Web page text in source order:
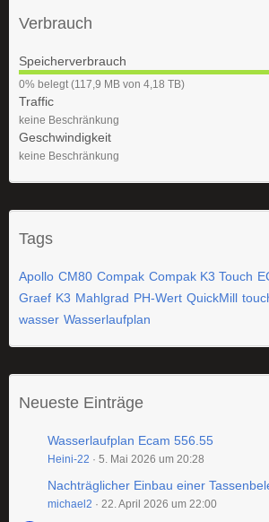
Verbrauch
Speicherverbrauch
0
%
0% belegt (117,9 MB von 4,18 TB)
Traffic
keine Beschränkung
Geschwindigkeit
keine Beschränkung
Tags
Apollo CM80 Compak Compak K3 Touch
Graef K3 Mahlgrad PH-Wert QuickMill
wasser Wasserlaufplan
Neueste Einträge
Wasserlaufplan Ecam 556.55
Heini-22 5. Mai 2026 um 20:28
Nachträglicher Einbau einer
michael2 22. April 2026 um 22:00